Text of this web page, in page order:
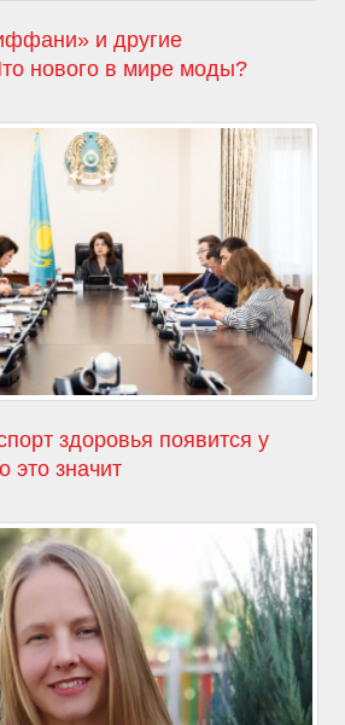
и другие
нового в мире моды?
здоровья появится у
это значит